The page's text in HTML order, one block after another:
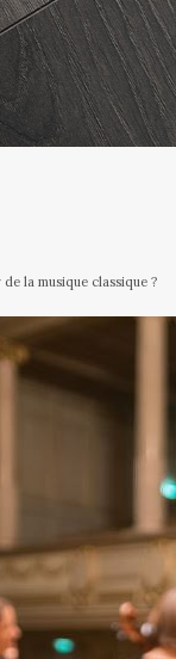
la musique classique ?